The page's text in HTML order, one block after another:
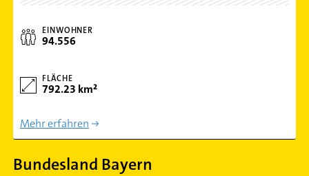
EINWOHNER
94.556
FLÄCHE
792.23 km²
Mehr erfahren
Bundesland Bayern